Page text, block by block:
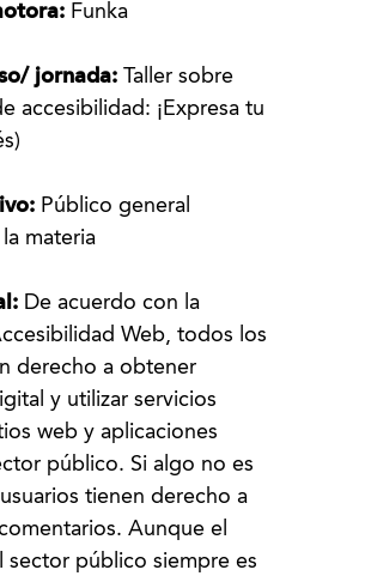
Funka
jornada:Taller sobre
accesibilidad: ¡Expresa tu
Público general
materia
De acuerdo con la
Web, todos los
derecho a obtener
y utilizar servicios
web y aplicaciones
público. Si algo no es
tienen derecho a
Aunque el
sector público siempre es